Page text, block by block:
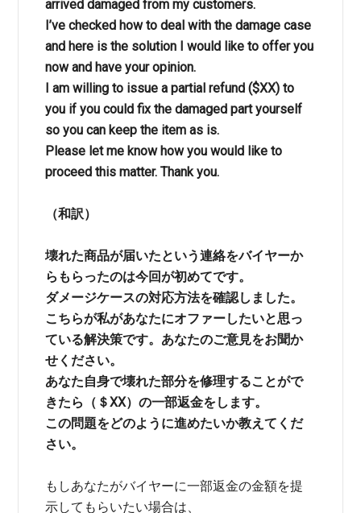
arrived damaged from my customers.
I’ve checked how to deal with the damage case
and here is the solution I would like to offer you
now and have your opinion.
I am willing to issue a partial refund ($XX) to
you if you could fix the damaged part yourself
so you can keep the item as is.
Please let me know how you would like to
proceed this matter. Thank you.
（和訳）
壊れた商品が届いたという連絡をバイヤーか
らもらったのは今回が初めてです。
ダメージケースの対応方法を確認しました。
こちらが私があなたにオファーしたいと思っ
ている解決策です。あなたのご意見をお聞か
せください。
あなた自身で壊れた部分を修理することがで
きたら（＄XX）の一部返金をします。
この問題をどのように進めたいか教えてくだ
さい。
もしあなたがバイヤーに一部返金の金額を提
示してもらいたい場合は、